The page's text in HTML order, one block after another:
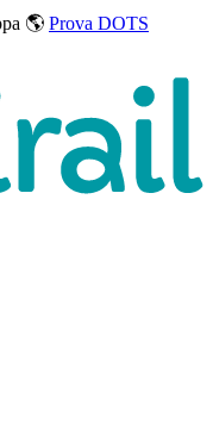
🌎 Prova DOTS